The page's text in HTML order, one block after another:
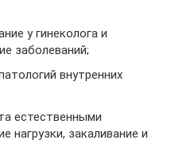
у гинеколога и
заболеваний;
внутренних
естественными
нагрузки, закаливание и